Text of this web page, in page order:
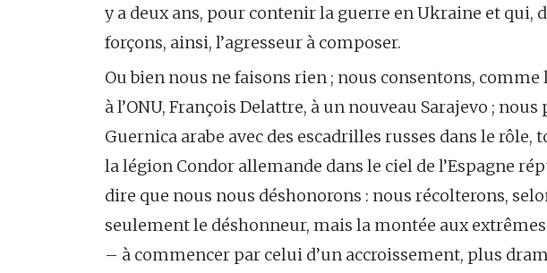
y a deux ans, pour contenir la guerre en Ukraine et qui,
forçons, ainsi, l’agresseur à composer.
Ou bien nous ne faisons rien ; nous consentons, comme
à l’ONU, François Delattre, à un nouveau Sarajevo ;
Guernica arabe avec des escadrilles russes dans le rôle,
la légion Condor allemande dans le ciel de l’Espagne
dire que nous nous déshonorons : nous récolterons,
seulement le déshonneur, mais la montée aux
– à commencer par celui d’un accroissement, plus